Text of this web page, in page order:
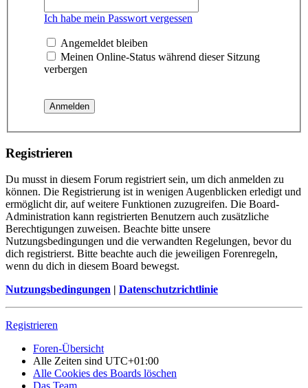
Ich habe mein Passwort vergessen
Angemeldet bleiben
Meinen Online-Status während dieser Sitzung
verbergen
Registrieren
Du musst in diesem Forum registriert sein, um dich anmelden zu
können. Die Registrierung ist in wenigen Augenblicken erledigt und
ermöglicht dir, auf weitere Funktionen zuzugreifen. Die Board-
Administration kann registrierten Benutzern auch zusätzliche
Berechtigungen zuweisen. Beachte bitte unsere
Nutzungsbedingungen und die verwandten Regelungen, bevor du
dich registrierst. Bitte beachte auch die jeweiligen Forenregeln,
wenn du dich in diesem Board bewegst.
Nutzungsbedingungen | Datenschutzrichtlinie
Registrieren
Foren-Übersicht
Alle Zeiten sind UTC+01:00
Alle Cookies des Boards löschen